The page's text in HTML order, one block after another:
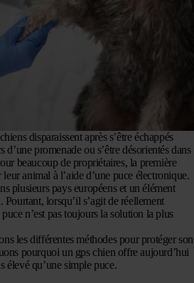
disparaissent après s’être échappés
promenade ou s’être désorientés dans
beaucoup de propriétaires, la première
animal à l’aide d’une puce électronique.
plusieurs pays européens et un élément
lorsqu’il s’agit de réellement
n’est pas toujours la solution la plus
les différentes méthodes pour protéger son
pourquoi un gps chien offre aujourd’hui
élevé qu’une simple puce.